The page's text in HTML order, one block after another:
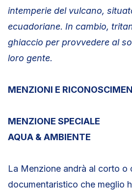
intemperie del vulcano,
ecuadoriane. In cambio,
ghiaccio per provvedere al
loro gente.
MENZIONI E
MENZIONE SPECIALE
AQUA & AMBIENTE
La Menzione andrà al corto o
documentaristico che meglio